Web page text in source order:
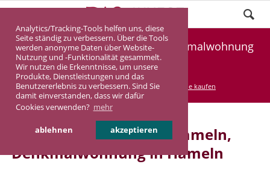
Analytics/Tracking-Tools helfen uns, diese
Seite ständig zu verbessern. Über die Tools
werden anonyme Daten über Website-
Nutzung und -Funktionalität gesammelt.
Wir nutzen die Erkenntnisse, um unsere
Produkte, Dienstleistungen und das
Benutzererlebnis zu verbessern. Sind Sie
damit einverstanden, dass wir dafür
Cookies verwenden? mehr
ablehnen akzeptieren
Denkmalimmobilie Hameln, Denkmalwohnung
Hameln
DASINVEST Service Denkmalimmobilie kaufen
Denkmalimmobilie in Hameln,
Denkmalwohnung in Hameln